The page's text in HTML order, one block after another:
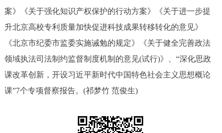
案》《关于强化知识产权保护的行动方案》《关于进一步提
升北京高校专利质量加快促进科技成果转移转化的意见》
《北京市纪委市监委实施诫勉的规定》《关于健全完善政法
领域执法司法制约监督制度机制的意见(试行)》、“深化思政
课改革创新，开设习近平新时代中国特色社会主义思想概论
课”7个专项督察报告。(祁梦竹 范俊生)